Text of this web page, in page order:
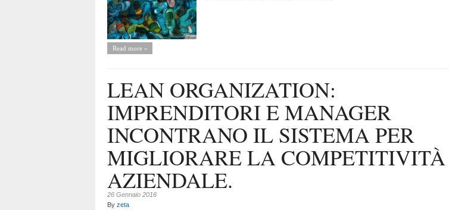
Read more »
LEAN ORGANIZATION:
IMPRENDITORI E MANAGER
INCONTRANO IL SISTEMA PER
MIGLIORARE LA COMPETITIVITÀ
AZIENDALE.
26 Gennaio 2016
By zeta